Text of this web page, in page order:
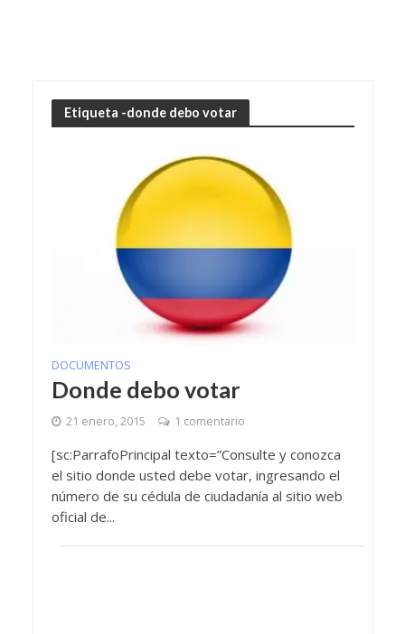
Etiqueta -donde debo votar
DOCUMENTOS
Donde debo votar
21 enero, 2015 1 comentario
[sc:ParrafoPrincipal texto=”Consulte y conozca
el sitio donde usted debe votar, ingresando el
número de su cédula de ciudadanía al sitio web
oficial de...